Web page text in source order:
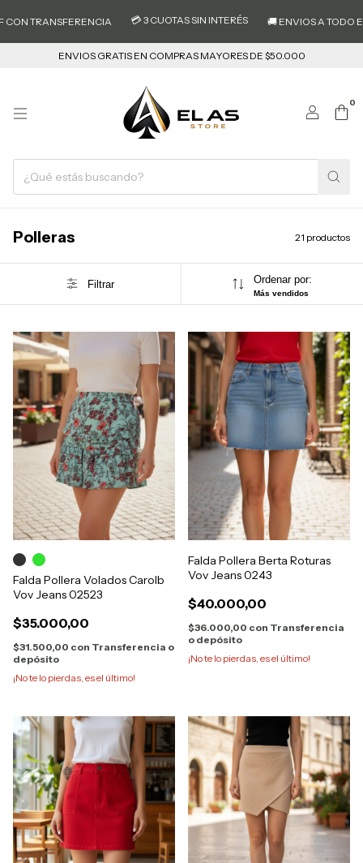
💳 3 CUOTAS SIN INTERÉS 🚚 ENVIOS A TODO EL PAIS
ENVIOS GRATIS EN COMPRAS MAYORES DE $50.000
0
Polleras 21 productos
Filtrar Ordenar por:
Más vendidos
Falda Pollera Volados Carolb
Vov Jeans 02523
$35.000,00
$31.500,00 con Transferencia o
depósito
¡No te lo pierdas, es el último!
Falda Pollera Berta Roturas
Vov Jeans 0243
$40.000,00
$36.000,00 con Transferencia
o depósito
¡No te lo pierdas, es el último!